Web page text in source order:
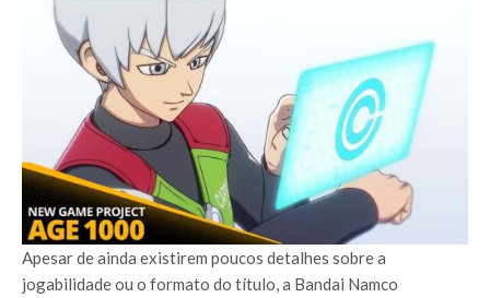
Apesar de ainda existirem poucos detalhes sobre a
jogabilidade ou o formato do título, a Bandai Namco